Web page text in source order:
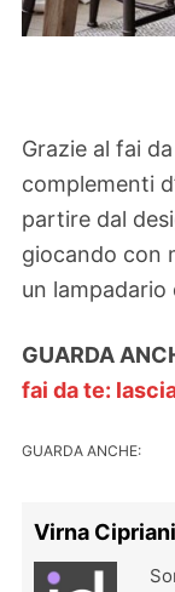
Grazie al fai
complementi
partire dal
giocando con
un lampadario
GUARDA
fai da te:
GUARDA ANCHE:
Virna Cipriani